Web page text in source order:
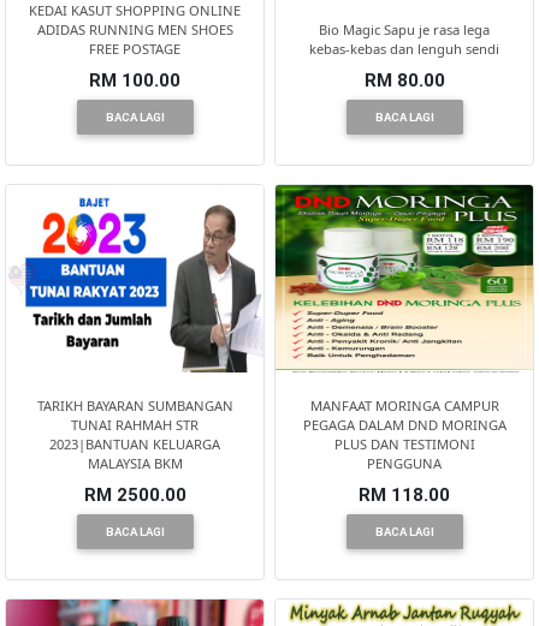
KEDAI KASUT SHOPPING ONLINE
ADIDAS RUNNING MEN SHOES
FREE POSTAGE
RM 100.00
BACA LAGI
Bio Magic Sapu je rasa lega
kebas-kebas dan lenguh sendi
RM 80.00
BACA LAGI
TARIKH BAYARAN SUMBANGAN
TUNAI RAHMAH STR
2023|BANTUAN KELUARGA
MALAYSIA BKM
RM 2500.00
BACA LAGI
MANFAAT MORINGA CAMPUR
PEGAGA DALAM DND MORINGA
PLUS DAN TESTIMONI
PENGGUNA
RM 118.00
BACA LAGI